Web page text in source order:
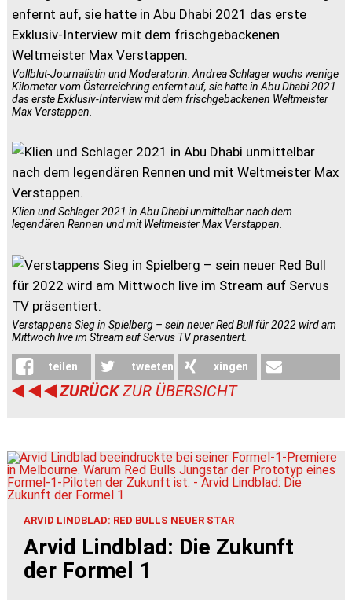
Vollblut-Journalistin und Moderatorin: Andrea Schlager wuchs wenige
Kilometer vom Österreichring enfernt auf, sie hatte in Abu Dhabi 2021
das erste Exklusiv-Interview mit dem frischgebackenen Weltmeister
Max Verstappen.
Klien und Schlager 2021 in Abu Dhabi unmittelbar nach dem
legendären Rennen und mit Weltmeister Max Verstappen.
Verstappens Sieg in Spielberg – sein neuer Red Bull für 2022 wird am
Mittwoch live im Stream auf Servus TV präsentiert.
teilen tweeten xingen
ZURÜCKZUR ÜBERSICHT
ARVID LINDBLAD: RED BULLS NEUER STAR
Arvid Lindblad: Die Zukunft
der Formel 1